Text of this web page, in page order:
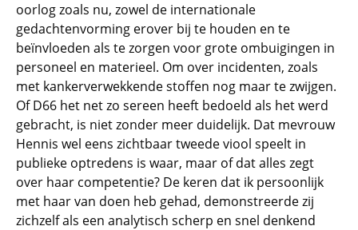
oorlog zoals nu, zowel de internationale
gedachtenvorming erover bij te houden en te
beïnvloeden als te zorgen voor grote ombuigingen in
personeel en materieel. Om over incidenten, zoals
met kankerverwekkende stoffen nog maar te zwijgen.
Of D66 het net zo sereen heeft bedoeld als het werd
gebracht, is niet zonder meer duidelijk. Dat mevrouw
Hennis wel eens zichtbaar tweede viool speelt in
publieke optredens is waar, maar of dat alles zegt
over haar competentie? De keren dat ik persoonlijk
met haar van doen heb gehad, demonstreerde zij
zichzelf als een analytisch scherp en snel denkend